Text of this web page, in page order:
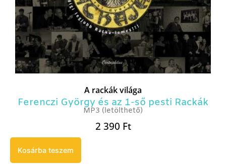
A rackák világa
Ferenczi György és az 1-ső pesti Rackák
MP3 (letölthető)
2 390 Ft
Kosárba teszem